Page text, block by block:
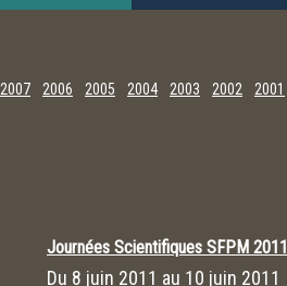
2007 2006 2005 2004 2003 2002 2001
Journées Scientifiques SFPM 2011
Du 8 juin 2011 au 10 juin 2011